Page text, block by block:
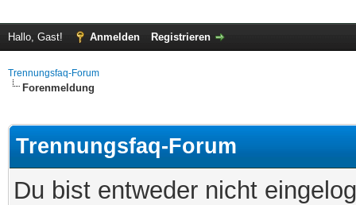
Hallo, Gast! Anmelden Registrieren
Trennungsfaq-Forum
Forenmeldung
Trennungsfaq-Forum
Du bist entweder nicht